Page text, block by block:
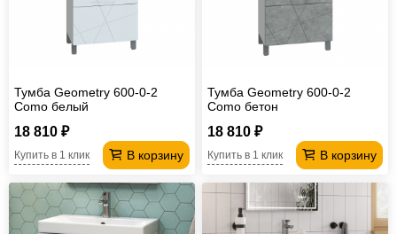
Тумба Geometry 600-0-2
Como белый
18 810 ₽
В корзину
Купить в 1 клик
Тумба Geometry 600-0-2
Como бетон
18 810 ₽
В корзину
Купить в 1 клик